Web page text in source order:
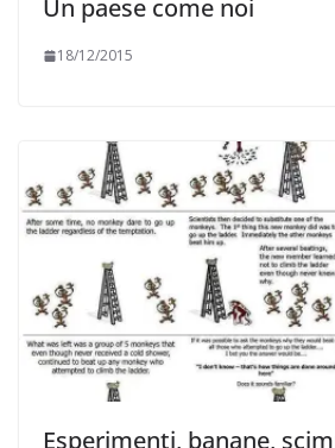
Un paese come noi
18/12/2015
Esperimenti, banane,